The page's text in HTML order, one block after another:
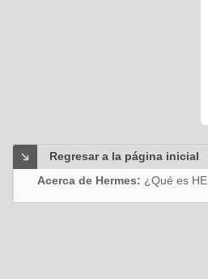
Regresar a la página inicial
Acerca de Hermes: ¿Qué es